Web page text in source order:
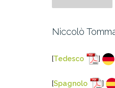
Niccolò
[Tedesco ]
[Spagnolo ]